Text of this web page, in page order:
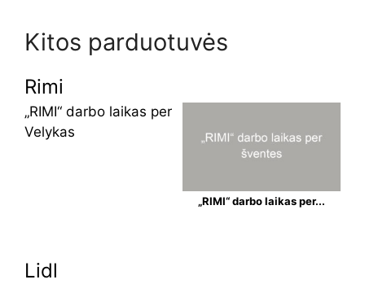
Kitos parduotuvės
Rimi
„RIMI“ darbo laikas per
Velykas
„RIMI“ darbo laikas per...
Lidl